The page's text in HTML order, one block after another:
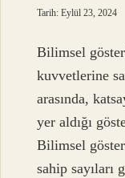
Tarih: Eylül 23, 2024
Bilimsel
kuvvetlerine
arasında,
yer aldığı
Bilimsel
sahip sayıları